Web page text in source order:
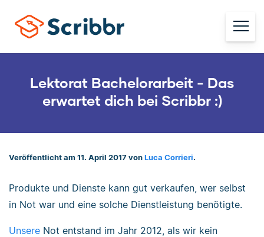
Lektorat Bachelorarbeit - Das
erwartet dich bei Scribbr :)
Veröffentlicht am 11. April 2017 von Luca Corrieri.
Produkte und Dienste kann gut verkaufen, wer selbst
in Not war und eine solche Dienstleistung benötigte.
Unsere Not entstand im Jahr 2012, als wir kein